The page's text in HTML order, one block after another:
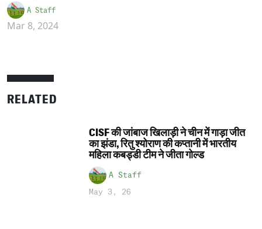
A Staff
Mar 8, 2024
RELATED
CISF की जांबाज खिलाड़ी ने चीन में गाड़ा जीत
का झंडा, रितु श्योराण की कप्तानी में भारतीय
महिला कबड्डी टीम ने जीता गोल्ड
A Staff
May 3, 26